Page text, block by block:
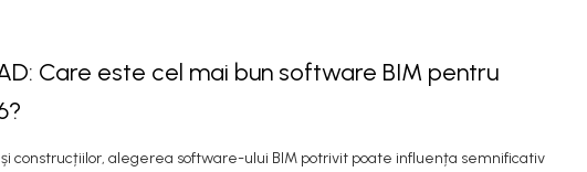
Care este cel mai bun software BIM pentru
construcțiilor, alegerea software-ului BIM potrivit poate influența semnificativ